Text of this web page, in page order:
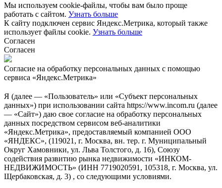
Мы используем cookie-файлы, чтобы вам было проще
работать с сайтом. Узнать больше
К сайту подключен сервис Яндекс.Метрика, который также
использует файлы cookie. Узнать больше
Согласен
Согласен
Согласие на обработку персональных данных с помощью
сервиса «Яндекс.Метрика»
Я (далее — «Пользователь» или «Субъект персональных
данных») при использовании сайта https://www.incom.ru (далее
— «Сайт») даю свое согласие на обработку персональных
данных посредством сервисом веб-аналитики
«Яндекс.Метрика», предоставляемый компанией ООО
«ЯНДЕКС», (119021, г. Москва, вн. тер. г. Муниципальный
Округ Хамовники, ул. Льва Толстого, д. 16), Союзу
содействия развитию рынка недвижимости «ИНКОМ-
НЕДВИЖИМОСТЬ» (ИНН 7719020591, 105318, г. Москва, ул.
Щербаковская, д. 3) , со следующими условиями.